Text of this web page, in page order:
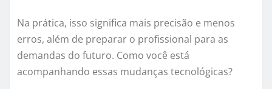
Na prática, isso significa mais precisão e menos
erros, além de preparar o profissional para as
demandas do futuro. Como você está
acompanhando essas mudanças tecnológicas?